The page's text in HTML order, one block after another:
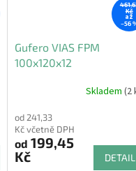
Kč
až
–56
Gufero VIAS FPM
100x120x12
Skladem(2
od 241,33
Kč včetně DPH
od 199,45
Kč
DETAIL